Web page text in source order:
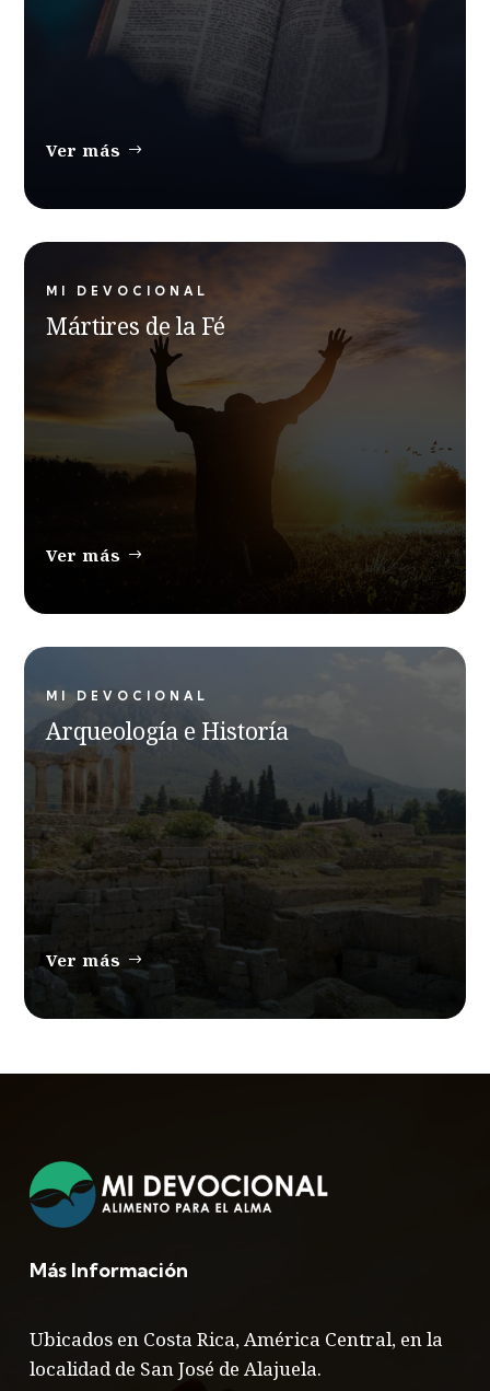
Ver más
MI DEVOCIONAL
Mártires de la Fé
Ver más
MI DEVOCIONAL
Arqueología e Historía
Ver más
Más Información
Ubicados en Costa Rica, América Central, en la
localidad de San José de Alajuela.